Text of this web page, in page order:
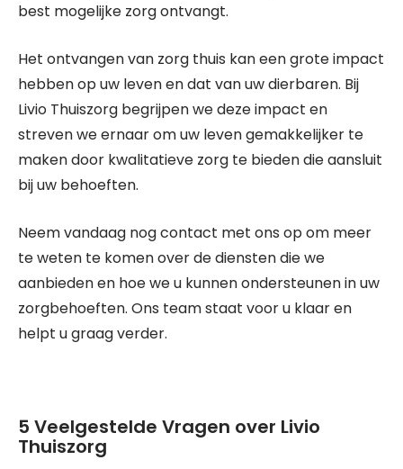
best mogelijke zorg ontvangt.
Het ontvangen van zorg thuis kan een grote impact
hebben op uw leven en dat van uw dierbaren. Bij
Livio Thuiszorg begrijpen we deze impact en
streven we ernaar om uw leven gemakkelijker te
maken door kwalitatieve zorg te bieden die aansluit
bij uw behoeften.
Neem vandaag nog contact met ons op om meer
te weten te komen over de diensten die we
aanbieden en hoe we u kunnen ondersteunen in uw
zorgbehoeften. Ons team staat voor u klaar en
helpt u graag verder.
5 Veelgestelde Vragen over Livio
Thuiszorg